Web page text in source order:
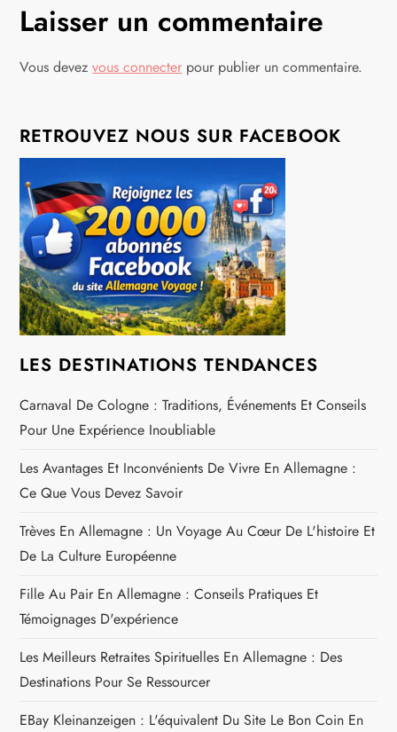
g
a
t
i
o
n
d
e
l
’
a
r
t
i
c
l
e
Laisser un commentaire
Vous devezvous connecter pour publier un commentaire.
RETROUVEZ NOUS SUR FACEBOOK
LES DESTINATIONS TENDANCES
Carnaval De Cologne : Traditions, Événements Et Conseils
Pour Une Expérience Inoubliable
Les Avantages Et Inconvénients De Vivre En Allemagne :
Ce Que Vous Devez Savoir
Trèves En Allemagne : Un Voyage Au Cœur De L'histoire Et
De La Culture Européenne
Fille Au Pair En Allemagne : Conseils Pratiques Et
Témoignages D'expérience
Les Meilleurs Retraites Spirituelles En Allemagne : Des
Destinations Pour Se Ressourcer
EBay Kleinanzeigen : L'équivalent Du Site Le Bon Coin En